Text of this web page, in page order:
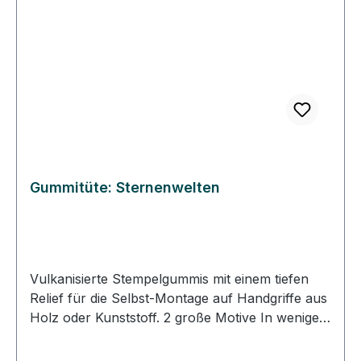
Gummitüte: Sternenwelten
Vulkanisierte Stempelgummis mit einem tiefen
Relief für die Selbst-Montage auf Handgriffe aus
Holz oder Kunststoff. 2 große Motive In wenigen